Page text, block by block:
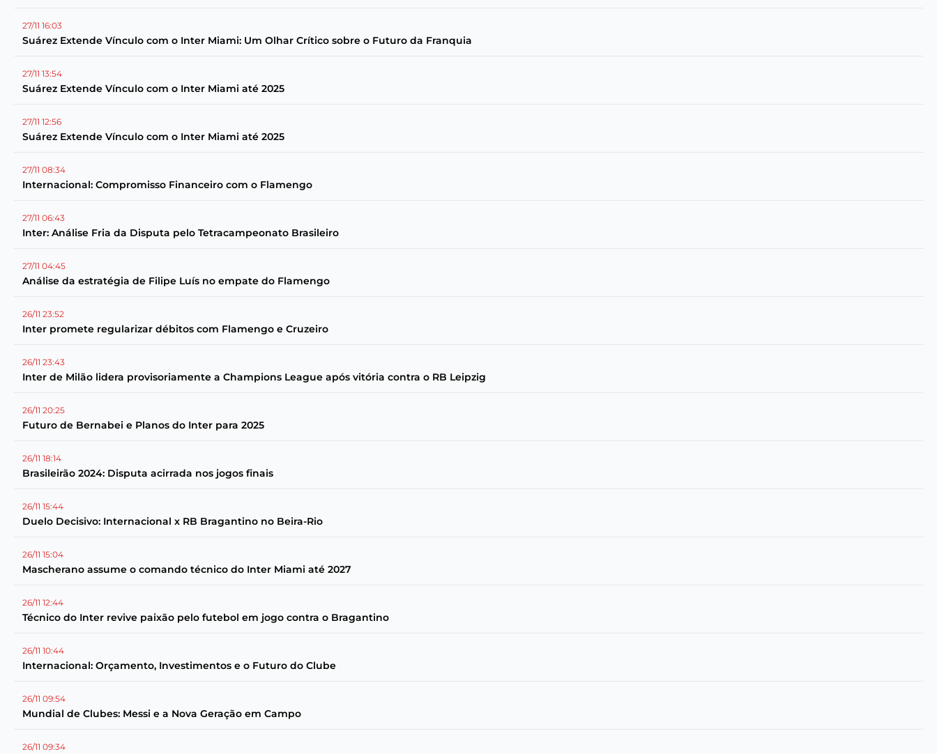
27/11 16:03
Suárez Extende Vínculo com o Inter Miami: Um Olhar Crítico sobre o Futuro da Franquia
27/11 13:54
Suárez Extende Vínculo com o Inter Miami até 2025
27/11 12:56
Suárez Extende Vínculo com o Inter Miami até 2025
27/11 08:34
Internacional: Compromisso Financeiro com o Flamengo
27/11 06:43
Inter: Análise Fria da Disputa pelo Tetracampeonato Brasileiro
27/11 04:45
Análise da estratégia de Filipe Luís no empate do Flamengo
26/11 23:52
Inter promete regularizar débitos com Flamengo e Cruzeiro
26/11 23:43
Inter de Milão lidera provisoriamente a Champions League após vitória contra o RB Leipzig
26/11 20:25
Futuro de Bernabei e Planos do Inter para 2025
26/11 18:14
Brasileirão 2024: Disputa acirrada nos jogos finais
26/11 15:44
Duelo Decisivo: Internacional x RB Bragantino no Beira-Rio
26/11 15:04
Mascherano assume o comando técnico do Inter Miami até 2027
26/11 12:44
Técnico do Inter revive paixão pelo futebol em jogo contra o Bragantino
26/11 10:44
Internacional: Orçamento, Investimentos e o Futuro do Clube
26/11 09:54
Mundial de Clubes: Messi e a Nova Geração em Campo
26/11 09:34